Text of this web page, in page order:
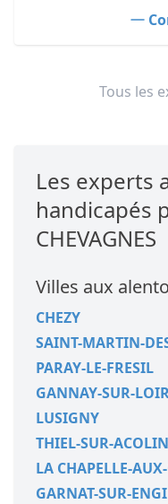
Tous les
Les experts
handicapés
CHEVAGNES
Villes aux
CHEZY
SAINT-MARTIN-
PARAY-LE-FRESIL
GANNAY-SUR-
LUSIGNY
THIEL-SUR-ACOLIN
LA CHAPELLE-
GARNAT-SUR-